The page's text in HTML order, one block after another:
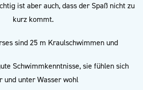
ist aber auch, dass der Spaß nicht zu
kurz kommt.
sind 25 m Kraulschwimmen und
Schwimmkenntnisse, sie fühlen sich
und unter Wasser wohl